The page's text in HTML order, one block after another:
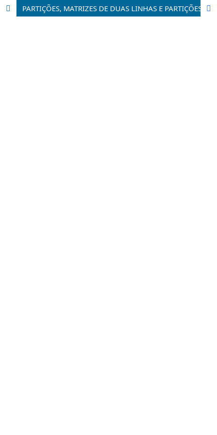
PARTIÇÕES, MATRIZES DE DUAS LINHAS E PARTIÇÕES T-QUADRADAS